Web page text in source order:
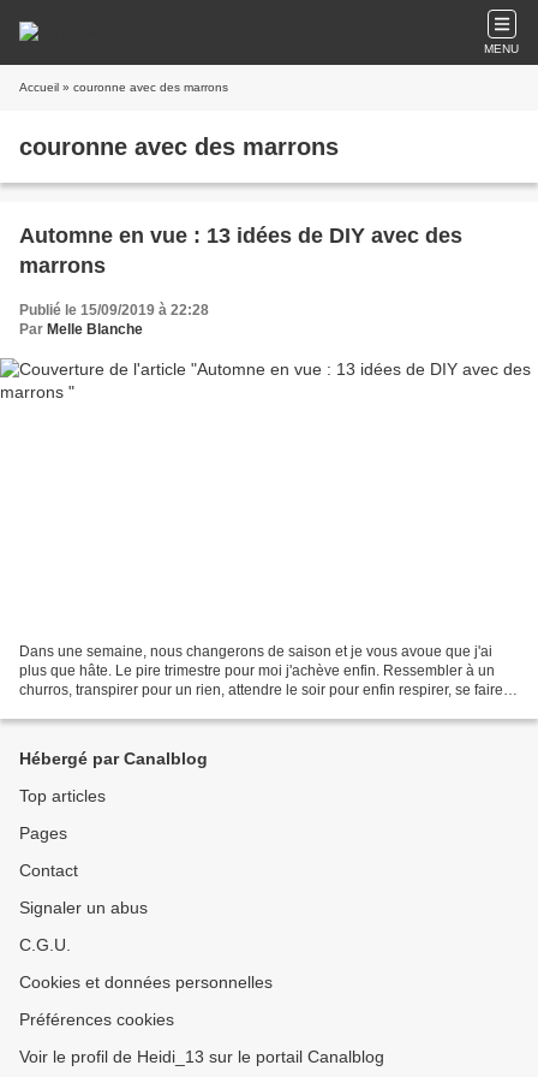
MENU
Accueil » couronne avec des marrons
couronne avec des marrons
Automne en vue : 13 idées de DIY avec des
marrons
Publié le 15/09/2019 à 22:28
Par Melle Blanche
Dans une semaine, nous changerons de saison et je vous avoue que j'ai
plus que hâte. Le pire trimestre pour moi j'achève enfin. Ressembler à un
churros, transpirer pour un rien, attendre le soir pour enfin respirer, se faire
Hébergé par Canalblog
Top articles
Pages
Contact
Signaler un abus
C.G.U.
Cookies et données personnelles
Préférences cookies
Voir le profil de Heidi_13 sur le portail Canalblog